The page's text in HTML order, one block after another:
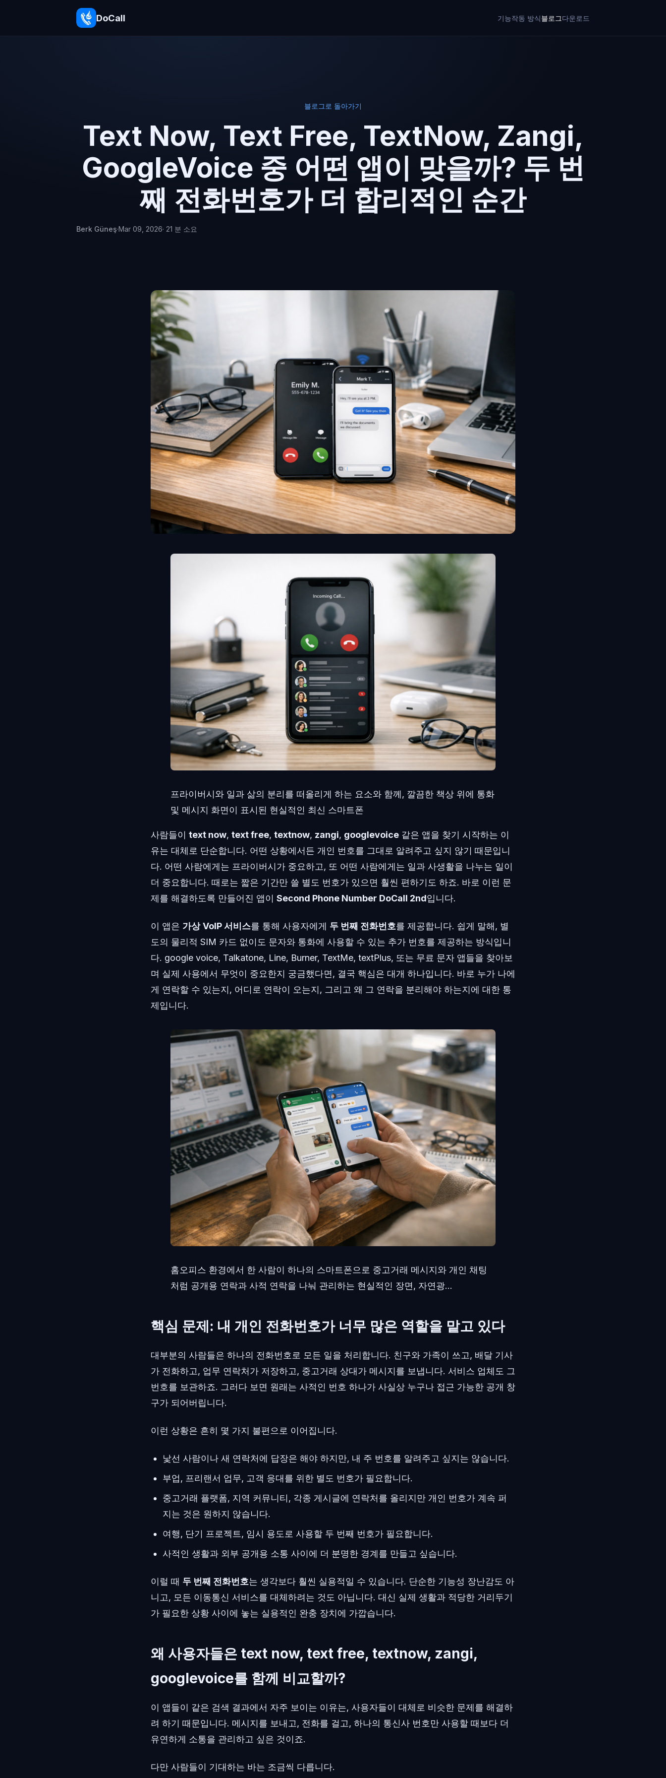
DoCall 기능작동 방식블로그다운로드
블로그로 돌아가기
Text Now, Text Free, TextNow, Zangi,
GoogleVoice 중 어떤 앱이 맞을까? 두 번
째 전화번호가 더 합리적인 순간
Berk Güneş·Mar 09, 2026· 21 분 소요
프라이버시와 일과 삶의 분리를 떠올리게 하는 요소와 함께, 깔끔한 책상 위에 통화
및 메시지 화면이 표시된 현실적인 최신 스마트폰
사람들이 text now, text free, textnow, zangi, googlevoice 같은 앱을 찾기 시작하는 이
유는 대체로 단순합니다. 어떤 상황에서든 개인 번호를 그대로 알려주고 싶지 않기 때문입니
다. 어떤 사람에게는 프라이버시가 중요하고, 또 어떤 사람에게는 일과 사생활을 나누는 일이
더 중요합니다. 때로는 짧은 기간만 쓸 별도 번호가 있으면 훨씬 편하기도 하죠. 바로 이런 문
제를 해결하도록 만들어진 앱이 Second Phone Number DoCall 2nd입니다.
이 앱은 가상 VoIP 서비스를 통해 사용자에게 두 번째 전화번호를 제공합니다. 쉽게 말해, 별
도의 물리적 SIM 카드 없이도 문자와 통화에 사용할 수 있는 추가 번호를 제공하는 방식입니
다. google voice, Talkatone, Line, Burner, TextMe, textPlus, 또는 무료 문자 앱들을 찾아보
며 실제 사용에서 무엇이 중요한지 궁금했다면, 결국 핵심은 대개 하나입니다. 바로 누가 나에
게 연락할 수 있는지, 어디로 연락이 오는지, 그리고 왜 그 연락을 분리해야 하는지에 대한 통
제입니다.
홈오피스 환경에서 한 사람이 하나의 스마트폰으로 중고거래 메시지와 개인 채팅
처럼 공개용 연락과 사적 연락을 나눠 관리하는 현실적인 장면, 자연광...
핵심 문제: 내 개인 전화번호가 너무 많은 역할을 맡고 있다
대부분의 사람들은 하나의 전화번호로 모든 일을 처리합니다. 친구와 가족이 쓰고, 배달 기사
가 전화하고, 업무 연락처가 저장하고, 중고거래 상대가 메시지를 보냅니다. 서비스 업체도 그
번호를 보관하죠. 그러다 보면 원래는 사적인 번호 하나가 사실상 누구나 접근 가능한 공개 창
구가 되어버립니다.
이런 상황은 흔히 몇 가지 불편으로 이어집니다.
낯선 사람이나 새 연락처에 답장은 해야 하지만, 내 주 번호를 알려주고 싶지는 않습니다.
부업, 프리랜서 업무, 고객 응대를 위한 별도 번호가 필요합니다.
중고거래 플랫폼, 지역 커뮤니티, 각종 게시글에 연락처를 올리지만 개인 번호가 계속 퍼
지는 것은 원하지 않습니다.
여행, 단기 프로젝트, 임시 용도로 사용할 두 번째 번호가 필요합니다.
사적인 생활과 외부 공개용 소통 사이에 더 분명한 경계를 만들고 싶습니다.
이럴 때 두 번째 전화번호는 생각보다 훨씬 실용적일 수 있습니다. 단순한 기능성 장난감도 아
니고, 모든 이동통신 서비스를 대체하려는 것도 아닙니다. 대신 실제 생활과 적당한 거리두기
가 필요한 상황 사이에 놓는 실용적인 완충 장치에 가깝습니다.
왜 사용자들은 text now, text free, textnow, zangi,
googlevoice를 함께 비교할까?
이 앱들이 같은 검색 결과에서 자주 보이는 이유는, 사용자들이 대체로 비슷한 문제를 해결하
려 하기 때문입니다. 메시지를 보내고, 전화를 걸고, 하나의 통신사 번호만 사용할 때보다 더
유연하게 소통을 관리하고 싶은 것이죠.
다만 사람들이 기대하는 바는 조금씩 다릅니다.